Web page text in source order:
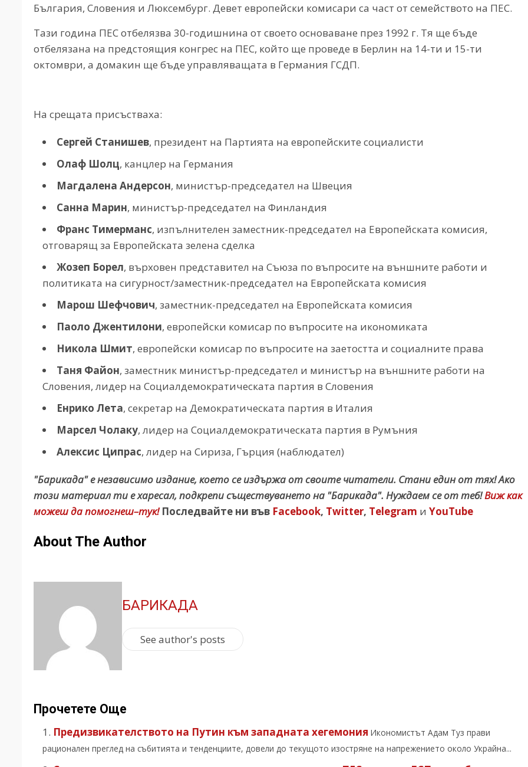
България, Словения и Люксембург. Девет европейски комисари са част от семейството на ПЕС.
Тази година ПЕС отбелязва 30-годишнина от своето основаване през 1992 г. Тя ще бъде
отбелязана на предстоящия конгрес на ПЕС, който ще проведе в Берлин на 14-ти и 15-ти
октомври, а домакин ще бъде управляващата в Германия ГСДП.
На срещата присъстваха:
Сергей Станишев, президент на Партията на европейските социалисти
Олаф Шолц, канцлер на Германия
Магдалена Андерсон, министър-председател на Швеция
Санна Марин, министър-председател на Финландия
Франс Тимерманс, изпълнителен заместник-председател на Европейската комисия,
отговарящ за Европейската зелена сделка
Жозеп Борел, върховен представител на Съюза по въпросите на външните работи и
политиката на сигурност/заместник-председател на Европейската комисия
Марош Шефчович, заместник-председател на Европейската комисия
Паоло Джентилони, европейски комисар по въпросите на икономиката
Никола Шмит, европейски комисар по въпросите на заетостта и социалните права
Таня Файон, заместник министър-председател и министър на външните работи на
Словения, лидер на Социалдемократическата партия в Словения
Енрико Лета, секретар на Демократическата партия в Италия
Марсел Чолаку, лидер на Социалдемократическата партия в Румъния
Алексис Ципрас, лидер на Сириза, Гърция (наблюдател)
"Барикада" е независимо издание, което се издържа от своите читатели. Стани един от тях! Ако
този материал ти е харесал, подкрепи съществуването на "Барикада". Нуждаем се от теб!Виж как
можеш да помогнеш–тук! Последвайте ни във Facebook, Twitter, Telegram и YouTube
About The Author
БАРИКАДА
See author's posts
Прочетете Още
Предизвикателството на Путин към западната хегемония Икономистът Адам Туз прави
рационален преглед на събитията и тенденциите, довели до текущото изостряне на напрежението около Украйна...